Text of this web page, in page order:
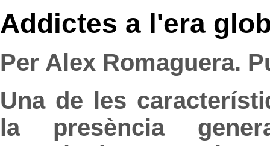
Addictes a l'era
Per Alex Romaguera.
Una de les
la presència